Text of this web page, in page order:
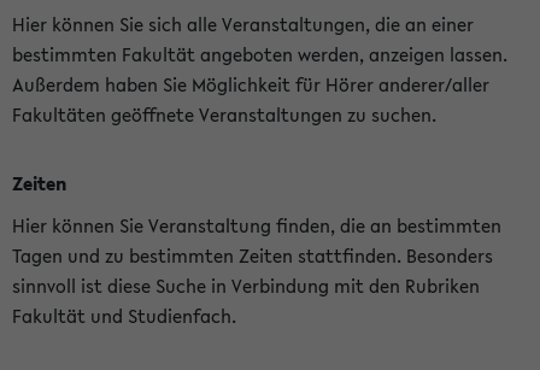
Hier können Sie sich alle Veranstaltungen, die an einer
bestimmten Fakultät angeboten werden, anzeigen lassen.
Außerdem haben Sie Möglichkeit für Hörer anderer/aller
Fakultäten geöffnete Veranstaltungen zu suchen.
Zeiten
Hier können Sie Veranstaltung finden, die an bestimmten
Tagen und zu bestimmten Zeiten stattfinden. Besonders
sinnvoll ist diese Suche in Verbindung mit den Rubriken
Fakultät und Studienfach.